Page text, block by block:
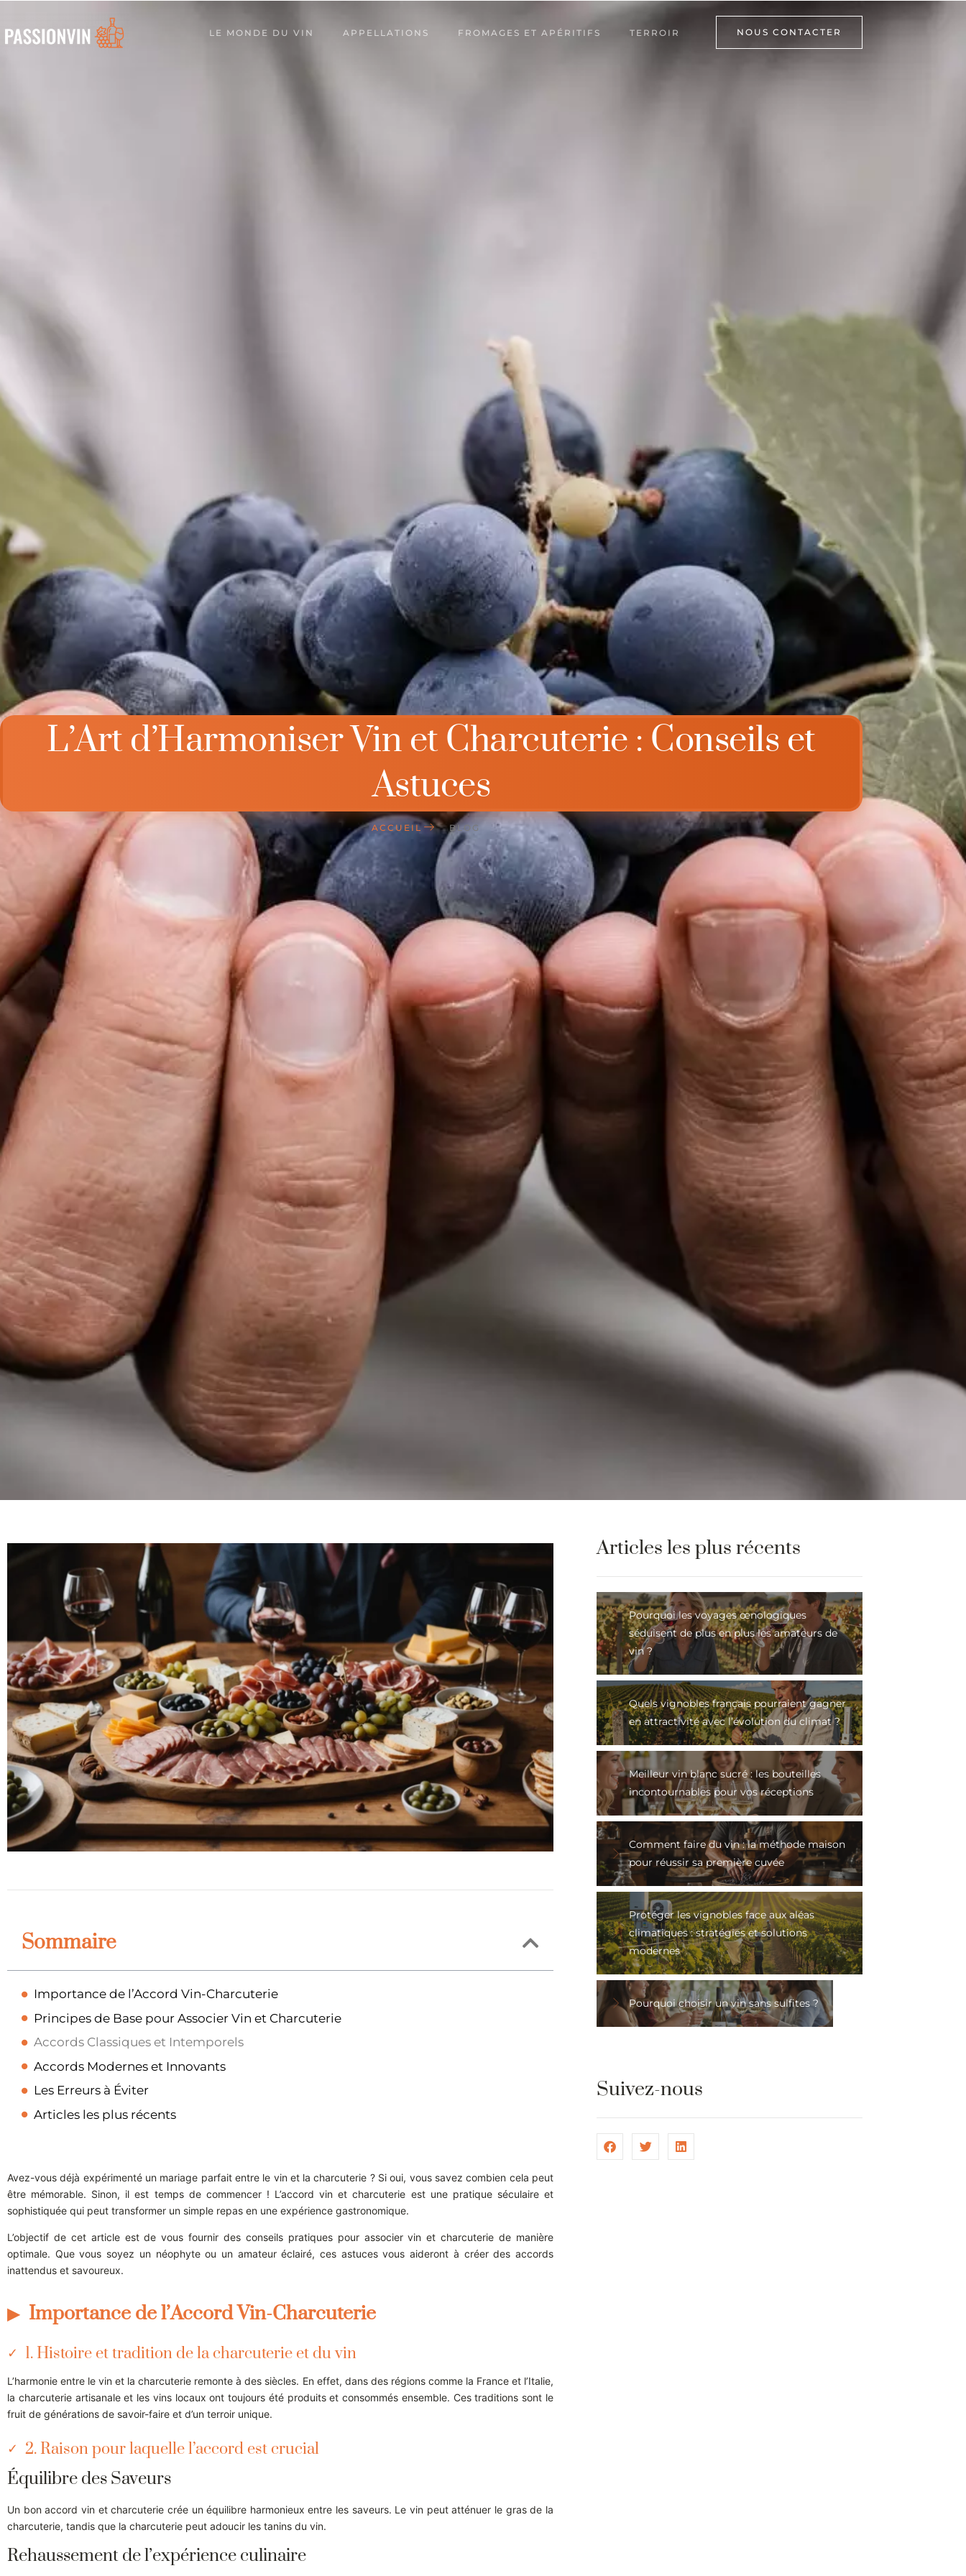
LE MONDE DU VIN APPELLATIONS FROMAGES ET APÉRITIFS TERROIR NOUS CONTACTER
L’Art d’Harmoniser Vin et Charcuterie : Conseils et
Astuces
ACCUEIL BLOG
Sommaire
Importance de l’Accord Vin-Charcuterie
Principes de Base pour Associer Vin et Charcuterie
Accords Classiques et Intemporels
Accords Modernes et Innovants
Les Erreurs à Éviter
Articles les plus récents
Avez-vous déjà expérimenté un mariage parfait entre le vin et la charcuterie ? Si oui, vous savez combien cela peut
être mémorable. Sinon, il est temps de commencer ! L’accord vin et charcuterie est une pratique séculaire et
sophistiquée qui peut transformer un simple repas en une expérience gastronomique.
L’objectif de cet article est de vous fournir des conseils pratiques pour associer vin et charcuterie de manière
optimale. Que vous soyez un néophyte ou un amateur éclairé, ces astuces vous aideront à créer des accords
inattendus et savoureux.
Importance de l’Accord Vin-Charcuterie
1. Histoire et tradition de la charcuterie et du vin
L’harmonie entre le vin et la charcuterie remonte à des siècles. En effet, dans des régions comme la France et l’Italie,
la charcuterie artisanale et les vins locaux ont toujours été produits et consommés ensemble. Ces traditions sont le
fruit de générations de savoir-faire et d’un terroir unique.
2. Raison pour laquelle l’accord est crucial
Équilibre des Saveurs
Un bon accord vin et charcuterie crée un équilibre harmonieux entre les saveurs. Le vin peut atténuer le gras de la
charcuterie, tandis que la charcuterie peut adoucir les tanins du vin.
Rehaussement de l’expérience culinaire
Articles les plus récents
Pourquoi les voyages œnologiques
séduisent de plus en plus les amateurs de
vin ?
Quels vignobles français pourraient gagner
en attractivité avec l’évolution du climat ?
Meilleur vin blanc sucré : les bouteilles
incontournables pour vos réceptions
Comment faire du vin : la méthode maison
pour réussir sa première cuvée
Protéger les vignobles face aux aléas
climatiques : stratégies et solutions
modernes
Pourquoi choisir un vin sans sulfites ?
Suivez-nous